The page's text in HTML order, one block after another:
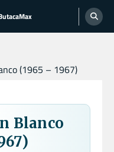
(1965 – 1967)
Blanco